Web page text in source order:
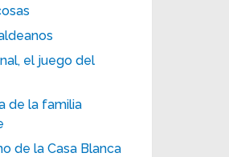
el juego del
de la familia
de la Casa Blanca